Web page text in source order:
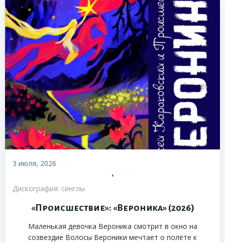
3 июля, 2026
•
Дискография: синглы
«Происшествие»: «Вероника» (2026)
Маленькая девочка Вероника смотрит в окно на
созвездие Волосы Вероники мечтает о полёте к